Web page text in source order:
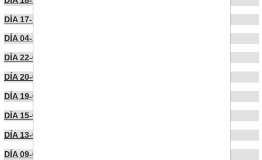
DÍA 17-10-2022
DÍA 04-10-2022
DÍA 22-09-2022
DÍA 20-09-2022
DÍA 19-09-2022
DÍA 15-09-2022
DÍA 13-09-2022
DÍA 09-09-2022